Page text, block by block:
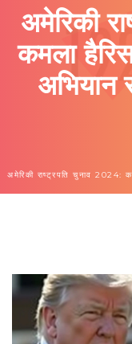
अमेरिकी
कमला
अभियान
अमेरिकी राष्ट्रपति चुनाव 2024: